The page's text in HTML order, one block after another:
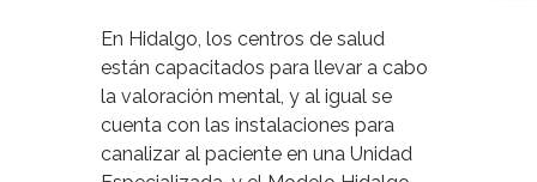
En Hidalgo, los centros de salud
están capacitados para llevar a cabo
la valoración mental, y al igual se
cuenta con las instalaciones para
canalizar al paciente en una Unidad